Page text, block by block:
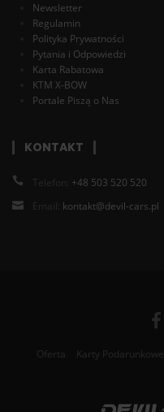
Newsletter
Regulamin
Polityka Prywatności
Pytania i Odpowiedzi
Karta Rabatowa
KTM X-BOW
Portale Piszą o Nas
KONTAKT
Telefon: +48 503 520 520
Email: kontakt@devil-cars.pl
Oferta Karty Podarunkowe